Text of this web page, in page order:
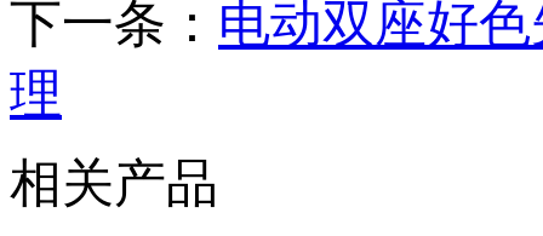
下一条： 电动双座好
理
相关产品